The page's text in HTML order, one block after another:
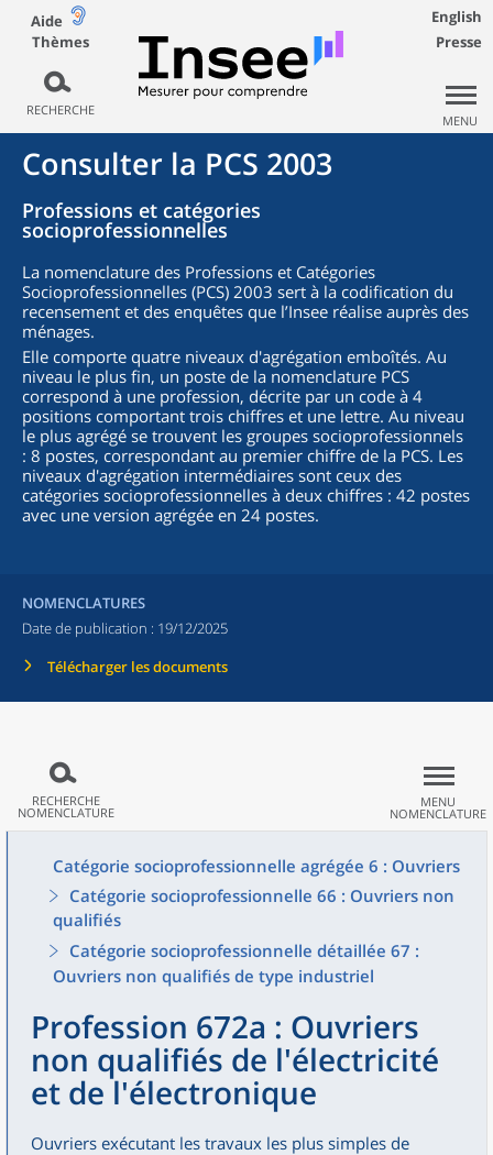
Aide
Thèmes
RECHERCHE
English
Presse
MENU
Consulter la PCS 2003
Professions et catégories
socioprofessionnelles
La nomenclature des Professions et Catégories
Socioprofessionnelles (PCS) 2003 sert à la codification du
recensement et des enquêtes que l’Insee réalise auprès des
ménages.
Elle comporte quatre niveaux d'agrégation emboîtés. Au
niveau le plus fin, un poste de la nomenclature PCS
correspond à une profession, décrite par un code à 4
positions comportant trois chiffres et une lettre. Au niveau
le plus agrégé se trouvent les groupes socioprofessionnels
: 8 postes, correspondant au premier chiffre de la PCS. Les
niveaux d'agrégation intermédiaires sont ceux des
catégories socioprofessionnelles à deux chiffres : 42 postes
avec une version agrégée en 24 postes.
NOMENCLATURES
Date de publication : 19/12/2025
Télécharger les documents
RECHERCHE
NOMENCLATURE
MENU
NOMENCLATURE
Catégorie socioprofessionnelle agrégée 6 : Ouvriers
Catégorie socioprofessionnelle 66 : Ouvriers non
qualifiés
Catégorie socioprofessionnelle détaillée 67 :
Ouvriers non qualifiés de type industriel
Profession 672a : Ouvriers
non qualifiés de l'électricité
et de l'électronique
Ouvriers exécutant les travaux les plus simples de